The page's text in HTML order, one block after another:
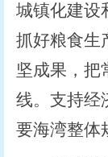
城镇化建设
抓好粮食生
坚成果，把
线。支持经
要海湾整体